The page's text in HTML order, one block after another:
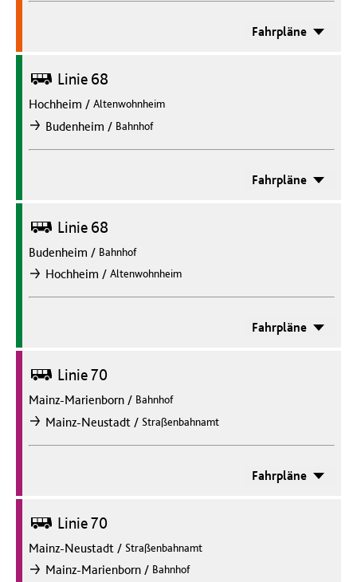
Fahrpläne
Bus Linie 68
Hochheim / Altenwohnheim
nachBudenheim / Bahnhof
Fahrpläne
Bus Linie 68
Budenheim / Bahnhof
nachHochheim / Altenwohnheim
Fahrpläne
Bus Linie 70
Mainz-Marienborn / Bahnhof
nachMainz-Neustadt / Straßenbahnamt
Fahrpläne
Bus Linie 70
Mainz-Neustadt / Straßenbahnamt
nachMainz-Marienborn / Bahnhof